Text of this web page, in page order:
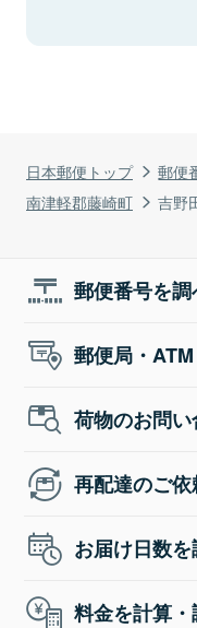
日本郵便トップ 郵便
南津軽郡藤崎町
吉野
郵便番号を調
郵便局・
荷物のお問
再配達のご
お届け日数
料金を計算